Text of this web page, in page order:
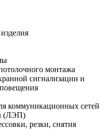
монтажа
сигнализации и
коммуникационных сетей
(ЛЭП)
резки, снятия